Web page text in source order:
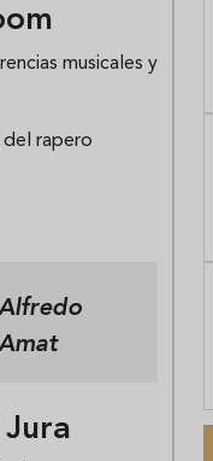
musicales y
del rapero